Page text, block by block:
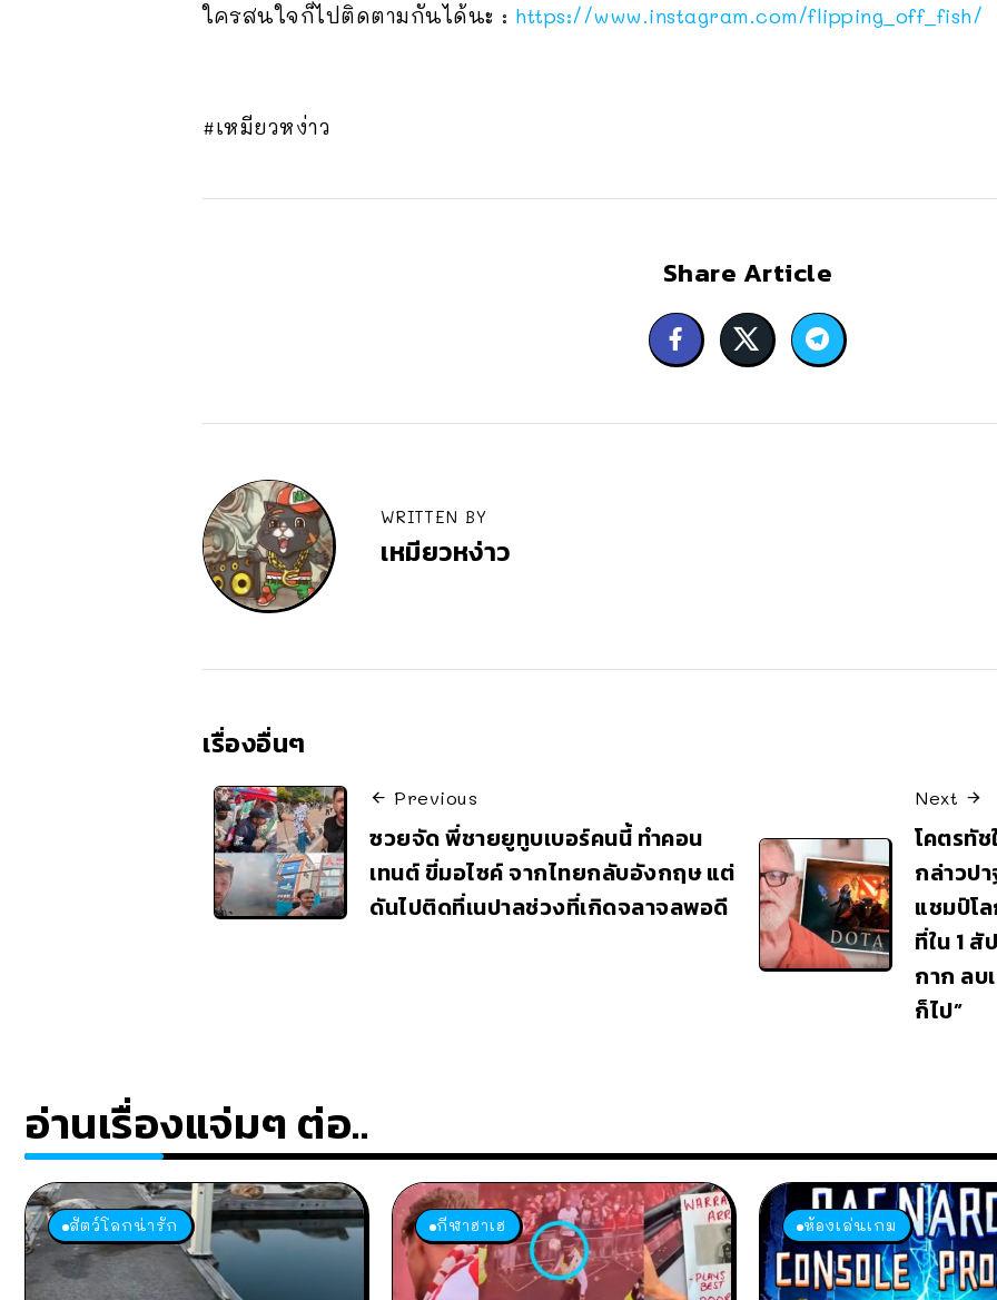
ใครสนใจก็ไปติดตามกันได้นะ : https://www.instagram.com/flipping_off_fish/
#เหมียวหง่าว
Share Article
WRITTEN BY
เหมียวหง่าว
เรื่องอื่นๆ
Previous
ซวยจัด พี่ชายยูทูบเบอร์คนนี้ ทำคอน
เทนต์ ขี่มอไซค์ จากไทยกลับอังกฤษ แต่
ดันไปติดที่เนปาลช่วงที่เกิดจลาจลพอดี
Next
โคตรทั
กล่าวป
แชมป์โ
ที่ใน 1
กาก ลบ
ก็ไป”
อ่านเรื่องแจ่มๆ ต่อ..
สัตว์โลกน่ารัก กีฬาฮาเฮ ห้องเล่นเกม